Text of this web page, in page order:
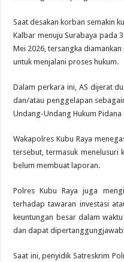
Saat desakan korban semakin
Kalbar menuju Surabaya pada
Mei 2026, tersangka
untuk menjalani proses hukum.
Dalam perkara ini, AS dijerat
dan/atau penggelapan
Undang-Undang Hukum Pidana
Wakapolres Kubu Raya
tersebut, termasuk menelusuri
belum membuat laporan.
Polres Kubu Raya juga
terhadap tawaran investasi
keuntungan besar dalam
dan dapat
Saat ini, penyidik Satreskrim